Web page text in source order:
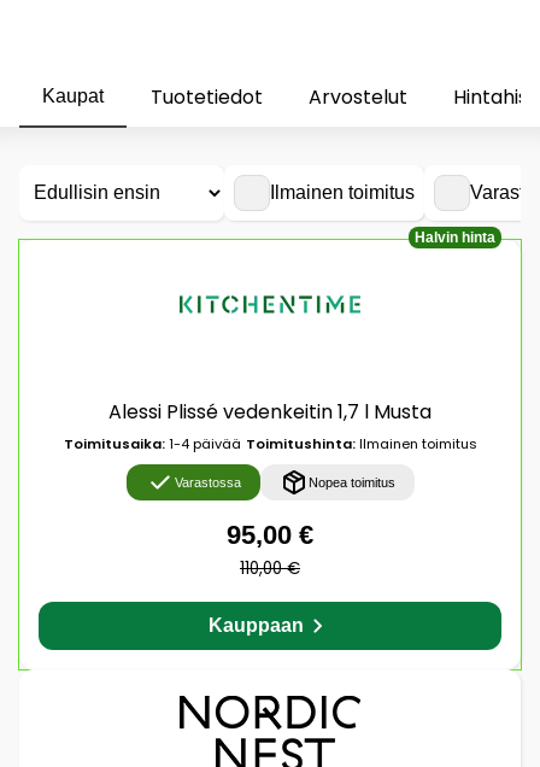
Kaupat Tuotetiedot Arvostelut
Ilmainen toimitus
Halvin hinta
Alessi Plissé vedenkeitin 1,7 l Musta
Toimitusaika:1-4 päivää Toimitushinta:Ilmainen toimitus
Varastossa Nopea toimitus
95,00 €
110,00 €
Kauppaan